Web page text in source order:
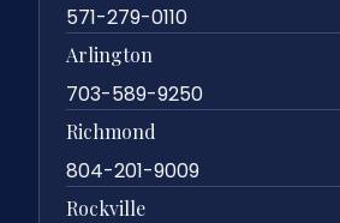
571-279-0110
Arlington
703-589-9250
Richmond
804-201-9009
Rockville